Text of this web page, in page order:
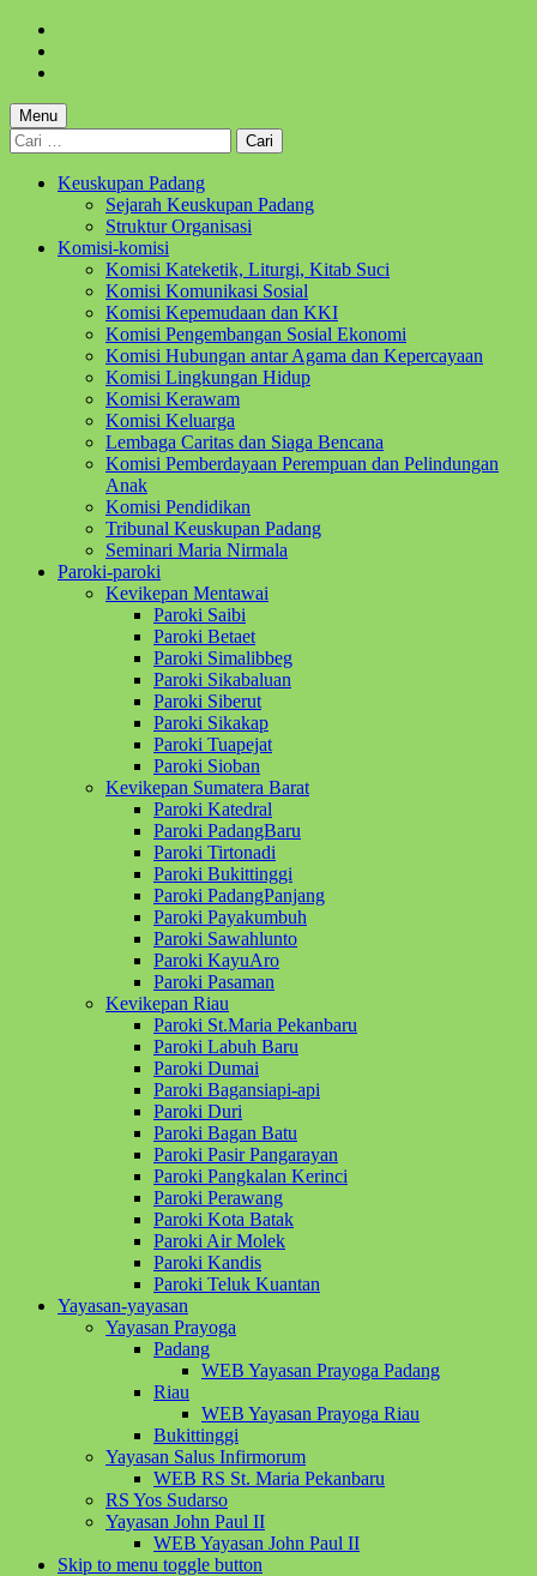
content
footer
Menu
Cari
untuk:
Keuskupan Padang
Sejarah Keuskupan Padang
Struktur Organisasi
Komisi-komisi
Komisi Kateketik, Liturgi, Kitab Suci
Komisi Komunikasi Sosial
Komisi Kepemudaan dan KKI
Komisi Pengembangan Sosial Ekonomi
Komisi Hubungan antar Agama dan Kepercayaan
Komisi Lingkungan Hidup
Komisi Kerawam
Komisi Keluarga
Lembaga Caritas dan Siaga Bencana
Komisi Pemberdayaan Perempuan dan Pelindungan
Anak
Komisi Pendidikan
Tribunal Keuskupan Padang
Seminari Maria Nirmala
Paroki-paroki
Kevikepan Mentawai
Paroki Saibi
Paroki Betaet
Paroki Simalibbeg
Paroki Sikabaluan
Paroki Siberut
Paroki Sikakap
Paroki Tuapejat
Paroki Sioban
Kevikepan Sumatera Barat
Paroki Katedral
Paroki PadangBaru
Paroki Tirtonadi
Paroki Bukittinggi
Paroki PadangPanjang
Paroki Payakumbuh
Paroki Sawahlunto
Paroki KayuAro
Paroki Pasaman
Kevikepan Riau
Paroki St.Maria Pekanbaru
Paroki Labuh Baru
Paroki Dumai
Paroki Bagansiapi-api
Paroki Duri
Paroki Bagan Batu
Paroki Pasir Pangarayan
Paroki Pangkalan Kerinci
Paroki Perawang
Paroki Kota Batak
Paroki Air Molek
Paroki Kandis
Paroki Teluk Kuantan
Yayasan-yayasan
Yayasan Prayoga
Padang
WEB Yayasan Prayoga Padang
Riau
WEB Yayasan Prayoga Riau
Bukittinggi
Yayasan Salus Infirmorum
WEB RS St. Maria Pekanbaru
RS Yos Sudarso
Yayasan John Paul II
WEB Yayasan John Paul II
Skip to menu toggle button